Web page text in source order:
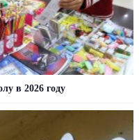
в 2026 году